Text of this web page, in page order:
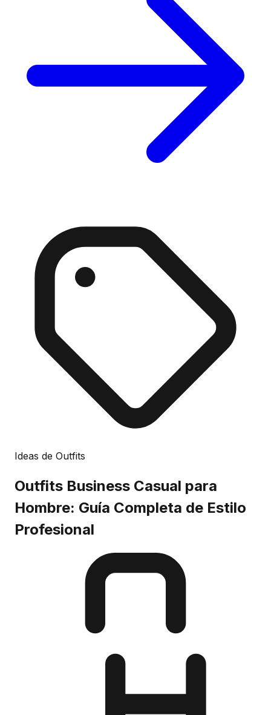
Ideas de Outfits
Outfits Business Casual para
Hombre: Guía Completa de Estilo
Profesional